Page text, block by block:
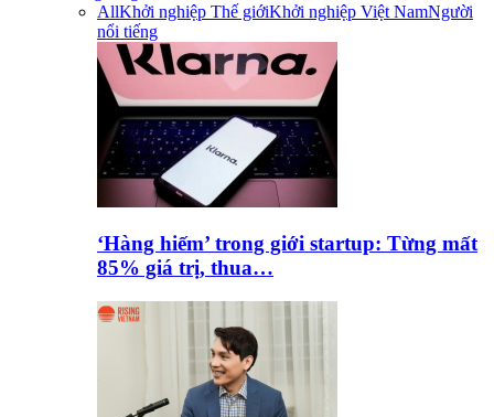
AllKhởi nghiệp Thế giớiKhởi nghiệp Việt NamNgười
nổi tiếng
‘Hàng hiếm’ trong giới startup: Từng mất
85% giá trị, thua…